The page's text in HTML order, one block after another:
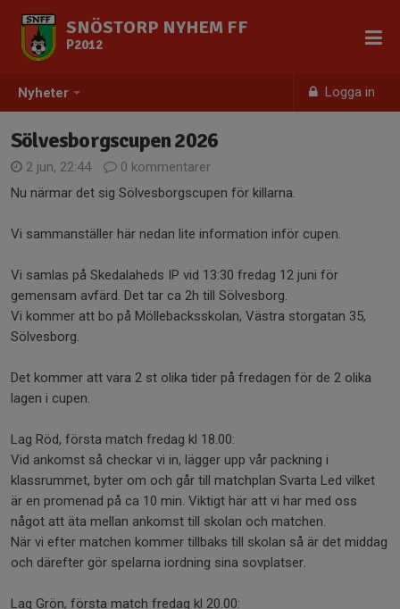
Nyheter Logga in
SNÖSTORP NYHEM FF
P2012
Sölvesborgscupen 2026
2 jun, 22:44
0 kommentarer
Nu närmar det sig Sölvesborgscupen för killarna.
Vi sammanställer här nedan lite information inför cupen.
Vi samlas på Skedalaheds IP vid 13:30 fredag 12 juni för
gemensam avfärd. Det tar ca 2h till Sölvesborg.
Vi kommer att bo på Möllebacksskolan, Västra storgatan 35,
Sölvesborg.
Det kommer att vara 2 st olika tider på fredagen för de 2 olika
lagen i cupen.
Lag Röd, första match fredag kl 18.00:
Vid ankomst så checkar vi in, lägger upp vår packning i
klassrummet, byter om och går till matchplan Svarta Led vilket
är en promenad på ca 10 min. Viktigt här att vi har med oss
något att äta mellan ankomst till skolan och matchen.
När vi efter matchen kommer tillbaks till skolan så är det middag
och därefter gör spelarna iordning sina sovplatser.
Lag Grön, första match fredag kl 20.00: